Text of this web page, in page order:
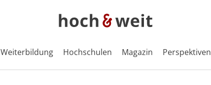
Weiterbildung Hochschulen Magazin Perspektiven